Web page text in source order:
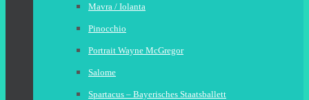
Mavra / Iolanta
Pinocchio
Portrait Wayne McGregor
Salome
Spartacus – Bayerisches Staatsballett